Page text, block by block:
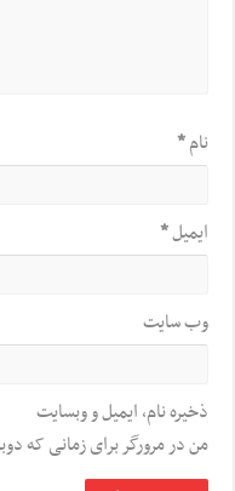
نام*
ایمیل*
وب‌ سایت
ذخیره نام، ایمیل و وبسایت
من در مرورگر برای زمانی که